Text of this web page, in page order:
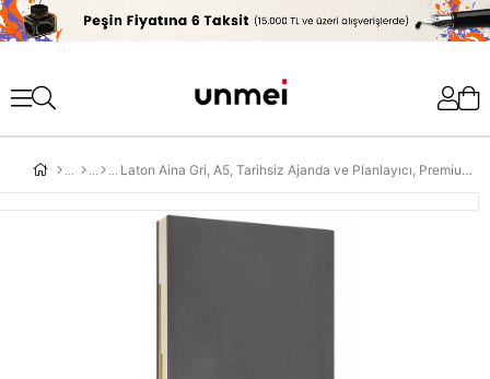
'
Laton Aina Gri, A5, Tarihsiz Ajanda ve Planlayıcı, Premium Termo Deri Yumuşak Kapak, 368 Sayfa